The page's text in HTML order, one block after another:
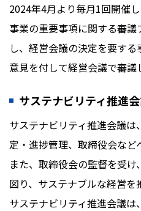
2024年4月より毎月1回開催
事業の重要事項に関する審
し、経営会議の決定を要す
意見を付して経営会議で審議
サステナビリティ推進
サステナビリティ推進会議
定・進捗管理、取締役会など
また、取締役会の監督を受
図り、サステナブルな経営を
サステナビリティ推進会議